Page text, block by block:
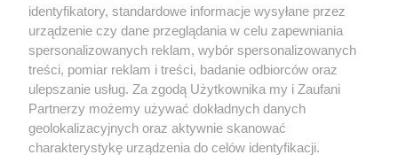
ESKA Summer Camp 2026 rusza w
trasę! Odwiedź strefę Wawel i
spróbuj kultowych Michałków z
Wawelu
identyfikatory, standardowe informacje wysyłane przez
urządzenie czy dane przeglądania w celu zapewniania
spersonalizowanych reklam, wybór spersonalizowanych
treści, pomiar reklam i treści, badanie odbiorców oraz
ulepszanie usług. Za zgodą Użytkownika my i Zaufani
Partnerzy możemy używać dokładnych danych
geolokalizacyjnych oraz aktywnie skanować
charakterystykę urządzenia do celów identyfikacji.